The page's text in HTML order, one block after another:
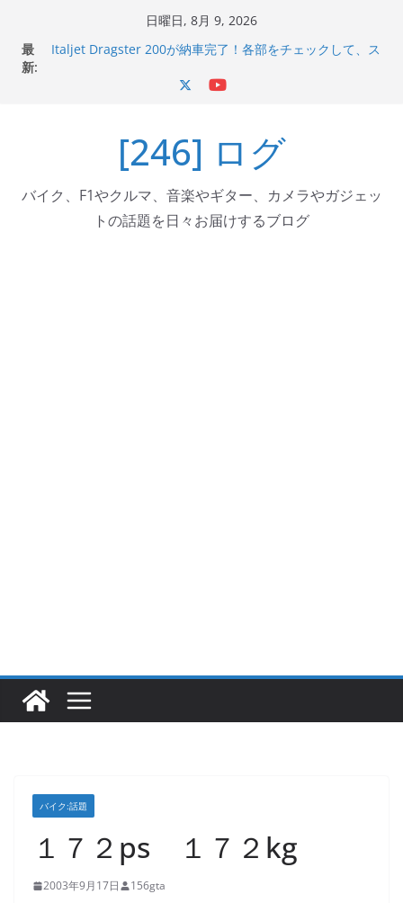
日曜日, 8月 9, 2026
最
新:
Italjet Dragster 200が納車完了！各部をチェックして、ス
器エフェクターが返礼品でもらえる！
Italjet Dragster 200のフロントISSサスの動きが判ったら
コーナリングが楽しくなった
[246] ログ
バイク、F1やクルマ、音楽やギター、カメラやガジェッ
トの話題を日々お届けするブログ
バイク:話題
１７２ps １７２kg
2003年9月17日 156gta